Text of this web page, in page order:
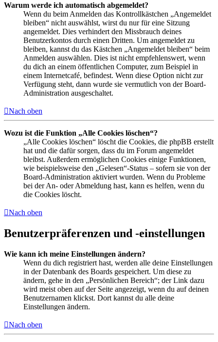
Warum werde ich automatisch abgemeldet?
Wenn du beim Anmelden das Kontrollkästchen „Angemeldet
bleiben“ nicht auswählst, wirst du nur für eine Sitzung
angemeldet. Dies verhindert den Missbrauch deines
Benutzerkontos durch einen Dritten. Um angemeldet zu
bleiben, kannst du das Kästchen „Angemeldet bleiben“ beim
Anmelden auswählen. Dies ist nicht empfehlenswert, wenn
du dich an einem öffentlichen Computer, zum Beispiel in
einem Internetcafé, befindest. Wenn diese Option nicht zur
Verfügung steht, dann wurde sie vermutlich von der Board-
Administration ausgeschaltet.
Nach oben
Wozu ist die Funktion „Alle Cookies löschen“?
„Alle Cookies löschen“ löscht die Cookies, die phpBB erstellt
hat und die dafür sorgen, dass du im Forum angemeldet
bleibst. Außerdem ermöglichen Cookies einige Funktionen,
wie beispielsweise den „Gelesen“-Status – sofern sie von der
Board-Administration aktiviert wurden. Wenn du Probleme
bei der An- oder Abmeldung hast, kann es helfen, wenn du
die Cookies löscht.
Nach oben
Benutzerpräferenzen und -einstellungen
Wie kann ich meine Einstellungen ändern?
Wenn du dich registriert hast, werden alle deine Einstellungen
in der Datenbank des Boards gespeichert. Um diese zu
ändern, gehe in den „Persönlichen Bereich“; der Link dazu
wird meist oben auf der Seite angezeigt, wenn du auf deinen
Benutzernamen klickst. Dort kannst du alle deine
Einstellungen ändern.
Nach oben